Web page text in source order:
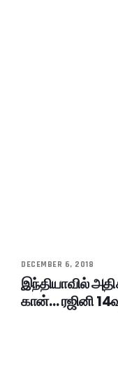
DECEMBER 6, 2018
இந்தியாவில்
கான்… ரஜினி